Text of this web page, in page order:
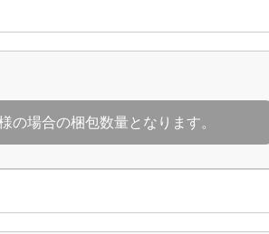
の場合の梱包数量となります。